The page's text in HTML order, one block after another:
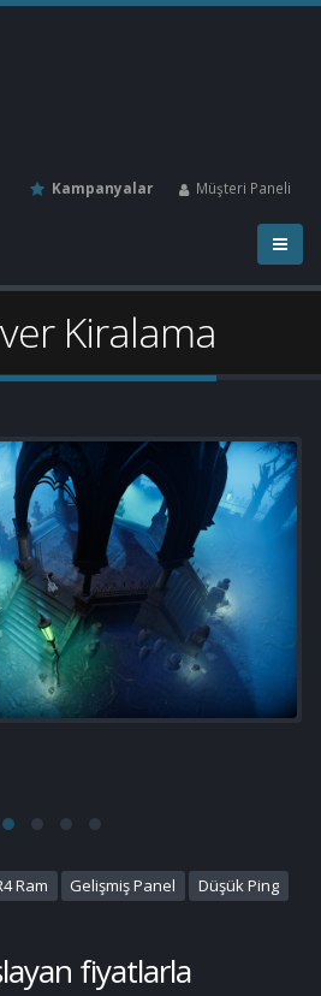
Kampanyalar Müşteri Paneli
Kiralama
Ram Gelişmiş Panel
Düşük Ping
fiyatlarla